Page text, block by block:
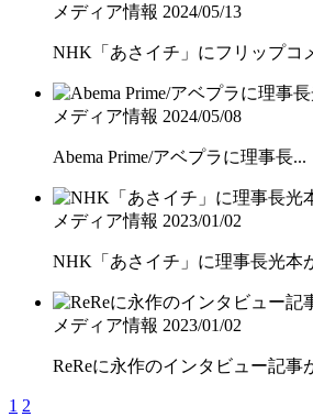
メディア情報 2024/05/13
NHK「あさイチ」にフリップコ
メディア情報 2024/05/08
Abema Prime/アベプラに理事長...
メディア情報 2023/01/02
NHK「あさイチ」に理事長光本
メディア情報 2023/01/02
ReReに永作のインタビュー記事
1 2